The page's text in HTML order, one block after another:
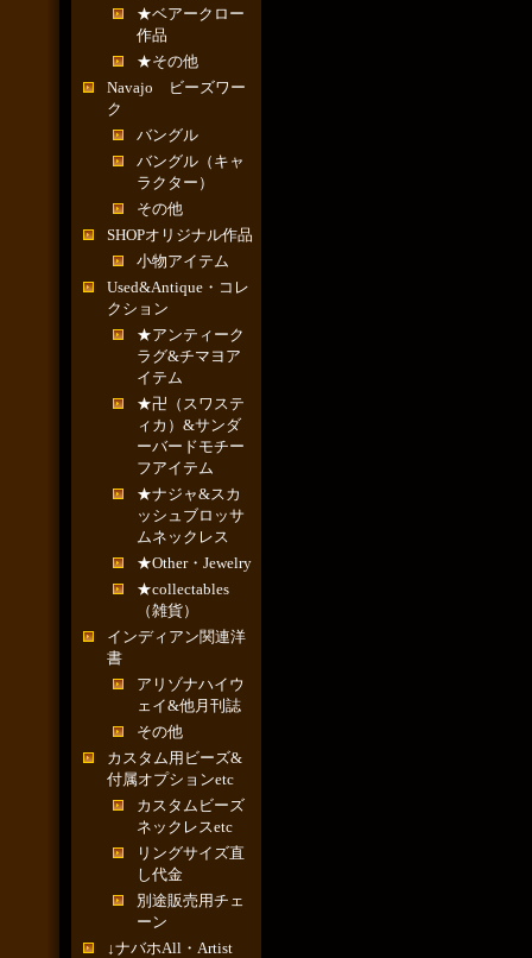
★ベアークロー
作品
★その他
Navajo ビーズワー
ク
バングル
バングル（キャ
ラクター）
その他
SHOPオリジナル作品
小物アイテム
Used&Antique・コレ
クション
★アンティーク
ラグ&チマヨア
イテム
★卍（スワステ
ィカ）&サンダ
ーバードモチー
フアイテム
★ナジャ&スカ
ッシュブロッサ
ムネックレス
★Other・Jewelry
★collectables
（雑貨）
インディアン関連洋
書
アリゾナハイウ
ェイ&他月刊誌
その他
カスタム用ビーズ&
付属オプションetc
カスタムビーズ
ネックレスetc
リングサイズ直
し代金
別途販売用チェ
ーン
↓ナバホAll・Artist